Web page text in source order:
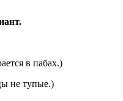
в пабах.)
не тупые.)